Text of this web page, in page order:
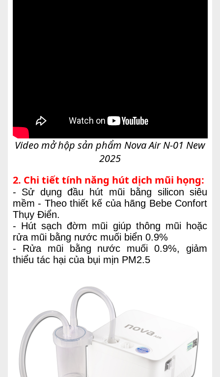
Video mở hộp sản phẩm Nova Air N-01 New
2025
2. Chi tiết tính năng hút dịch mũi họng:
- Sử dụng đầu hút mũi bằng silicon siêu
mềm - Theo thiết kế của hãng Bebe Confort
Thụy Điển.
- Hút sạch đờm mũi giúp thông mũi hoặc
rửa mũi bằng nước muối biển 0.9%
- Rửa mũi bằng nước muối 0.9%, giảm
thiểu tác hại của bụi mịn PM2.5